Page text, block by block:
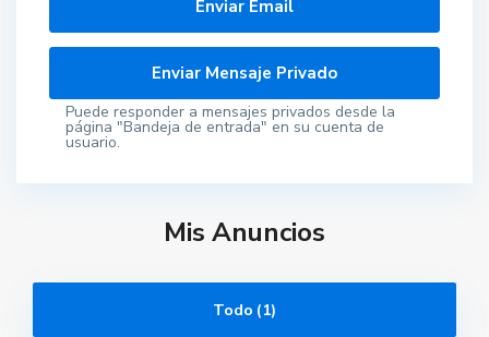
Puede responder a mensajes privados desde la
página "Bandeja de entrada" en su cuenta de
usuario.
Mis Anuncios
Todo (1)